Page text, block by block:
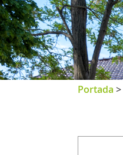
Portada >